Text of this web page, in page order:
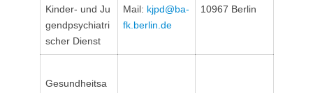
Kinder- und Ju
gendpsychiatri
scher Dienst
Mail: kjpd@ba-
fk.berlin.de
10967 Berlin
Gesundheitsa